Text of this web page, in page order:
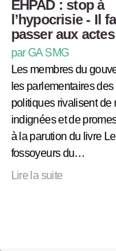
EHPAD : stop à
l’hypocrisie - Il
passer aux actes
par GA SMG
Les membres du
les parlementaires
politiques rivalisent de
indignées et de
à la parution du livre
fossoyeurs du…
Lire la suite